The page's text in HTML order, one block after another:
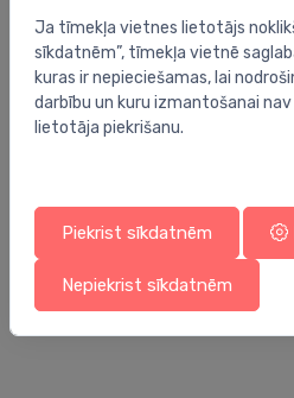
Radiatoru vārstu piederumi
dekoratīvā uzlika De Luxe,
Ja tīmekļa vietnes lietotājs
sīkdatnēm”, tīmekļa vietnē
kuras ir nepieciešamas, lai
darbību un kuru izmantošanai
lietotāja piekrišanu.
Piekrist sīkdatnēm
Nepiekrist sīkdatnēm